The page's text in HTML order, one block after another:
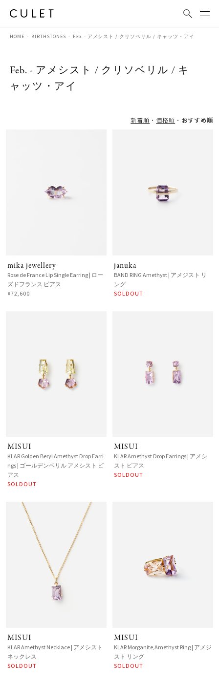
HOME BIRTHSTONES Feb. - アメシスト / クリソベリル / キャッツ・アイ
Feb. - アメシスト / クリソベリル / キ
ャッツ・アイ
新着順 価格順 おすすめ順
mika jewellery
Rose de France Lip Single Earring | ロー
ズドフランス ピアス
¥72,600
januka
BAND RING Amethyst | アメジスト リ
ング
SOLDOUT
MISUI
KLAR Golden Beryl Amethyst Drop Earri
ngs | ゴールデンベリル アメシスト ピ
アス
SOLDOUT
MISUI
KLAR Amethyst Drop Earrings | アメシ
スト ピアス
SOLDOUT
MISUI
KLAR Amethyst Necklace | アメシスト
ネックレス
SOLDOUT
MISUI
KLAR Morganite,Amethyst Ring | アメジ
スト リング
SOLDOUT